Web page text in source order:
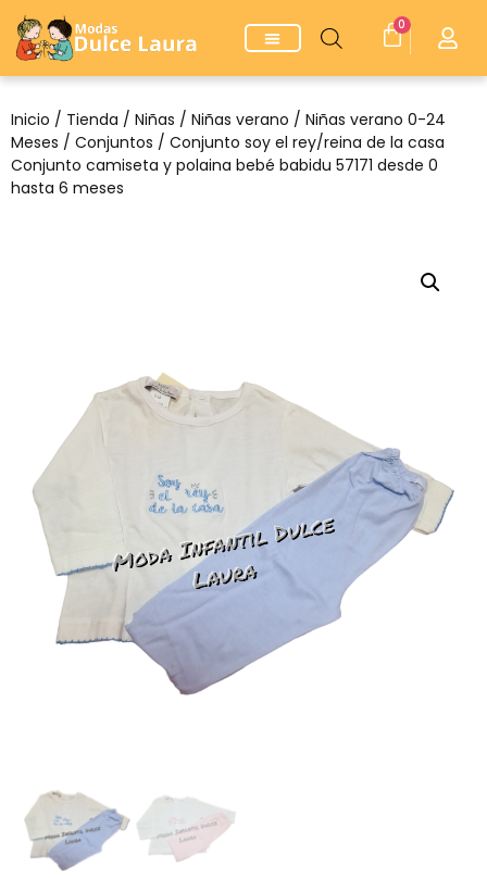
0
Inicio / Tienda / Niñas / Niñas verano / Niñas verano 0-24
Meses / Conjuntos / Conjunto soy el rey/reina de la casa
Conjunto camiseta y polaina bebé babidu 57171 desde 0
hasta 6 meses